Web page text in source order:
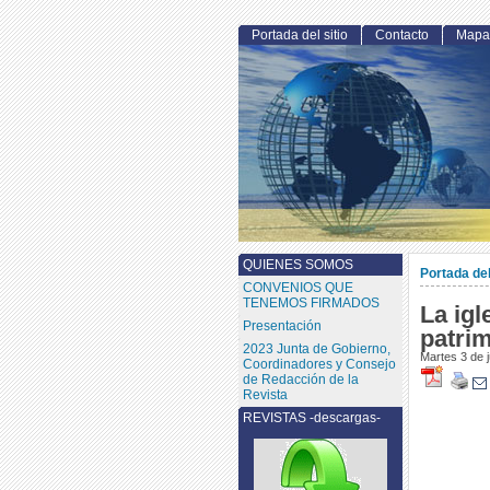
Portada
La
Martes 3 de
Portada del sitio Contacto
QUIENES SOMOS
CONVENIOS QUE
TENEMOS FIRMADOS
Presentación
2023 Junta de Gobierno,
Coordinadores y Consejo
de Redacción de la
Revista
REVISTAS -descargas-